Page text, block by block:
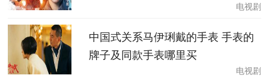
电视剧
中国式关系马伊琍戴的手表 手表的
牌子及同款手表哪里买
电视剧